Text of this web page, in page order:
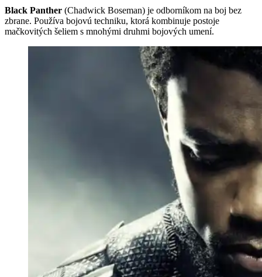
Black Panther (Chadwick Boseman) je odborníkom na boj bez
zbrane. Používa bojovú techniku, ktorá kombinuje postoje
mačkovitých šeliem s mnohými druhmi bojových umení.